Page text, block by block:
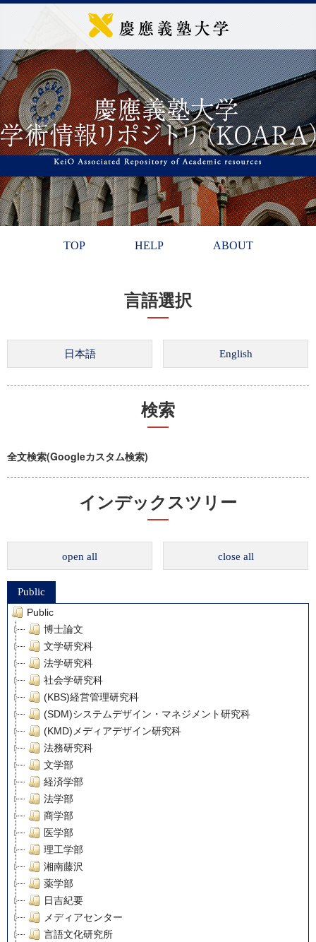
TOP HELP ABOUT
言語選択
検索
全文検索(Googleカスタム検索)
インデックスツリー
open all close all
Public
Public
博士論文
文学研究科
法学研究科
社会学研究科
(KBS)経営管理研究科
(SDM)システムデザイン・マネジメント研究科
(KMD)メディアデザイン研究科
法務研究科
文学部
経済学部
法学部
商学部
医学部
理工学部
湘南藤沢
薬学部
日吉紀要
メディアセンター
言語文化研究所